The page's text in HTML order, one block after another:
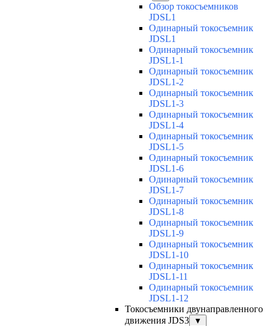
Обзор токосъемников
JDSL1
Одинарный токосъемник
JDSL1
Одинарный токосъемник
JDSL1-1
Одинарный токосъемник
JDSL1-2
Одинарный токосъемник
JDSL1-3
Одинарный токосъемник
JDSL1-4
Одинарный токосъемник
JDSL1-5
Одинарный токосъемник
JDSL1-6
Одинарный токосъемник
JDSL1-7
Одинарный токосъемник
JDSL1-8
Одинарный токосъемник
JDSL1-9
Одинарный токосъемник
JDSL1-10
Одинарный токосъемник
JDSL1-11
Одинарный токосъемник
JDSL1-12
Токосъемники двунаправленного
движения JDS3
▼